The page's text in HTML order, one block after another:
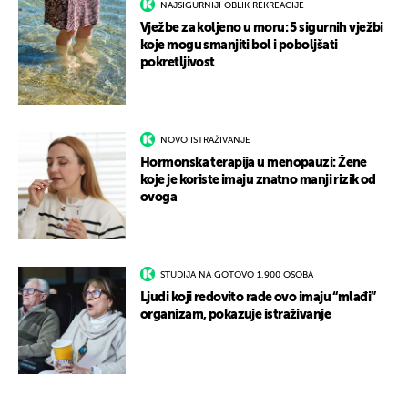
NAJSIGURNIJI OBLIK REKREACIJE
Vježbe za koljeno u moru: 5 sigurnih vježbi
koje mogu smanjiti bol i poboljšati
pokretljivost
NOVO ISTRAŽIVANJE
Hormonska terapija u menopauzi: Žene
koje je koriste imaju znatno manji rizik od
ovoga
STUDIJA NA GOTOVO 1.900 OSOBA
Ljudi koji redovito rade ovo imaju “mlađi”
organizam, pokazuje istraživanje